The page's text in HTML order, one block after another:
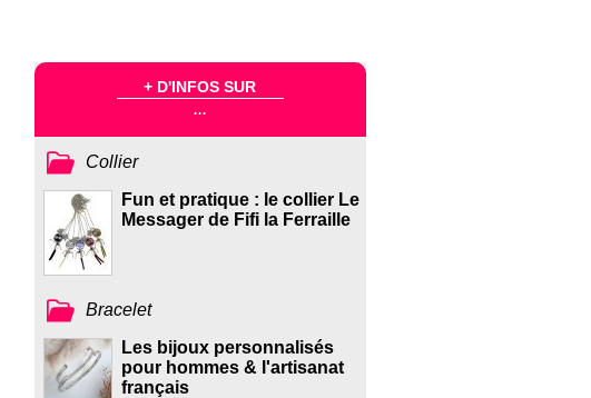
+ D'INFOS SUR
...
Collier
Fun et pratique : le collier Le
Messager de Fifi la Ferraille
Bracelet
Les bijoux personnalisés
pour hommes & l'artisanat
français